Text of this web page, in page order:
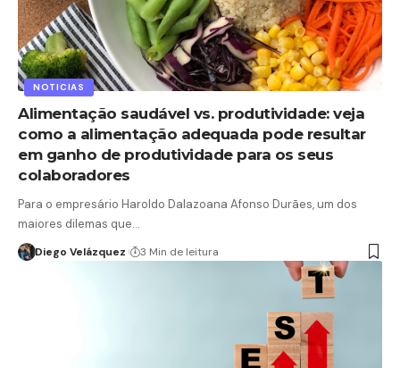
NOTICIAS
Alimentação saudável vs. produtividade: veja
como a alimentação adequada pode resultar
em ganho de produtividade para os seus
colaboradores
Para o empresário Haroldo Dalazoana Afonso Durães, um dos
maiores dilemas que…
Diego Velázquez 3 Min de leitura